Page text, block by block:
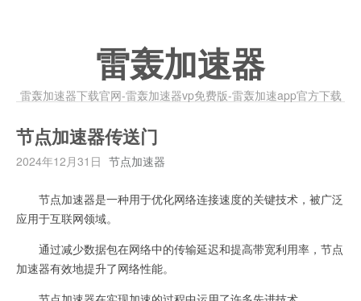
雷轰加速器
雷轰加速器下载官网-雷轰加速器vp免费版-雷轰加速app官方下载
节点加速器传送门
2024年12月31日 节点加速器
节点加速器是一种用于优化网络连接速度的关键技术，被广泛
应用于互联网领域。
通过减少数据包在网络中的传输延迟和提高带宽利用率，节点
加速器有效地提升了网络性能。